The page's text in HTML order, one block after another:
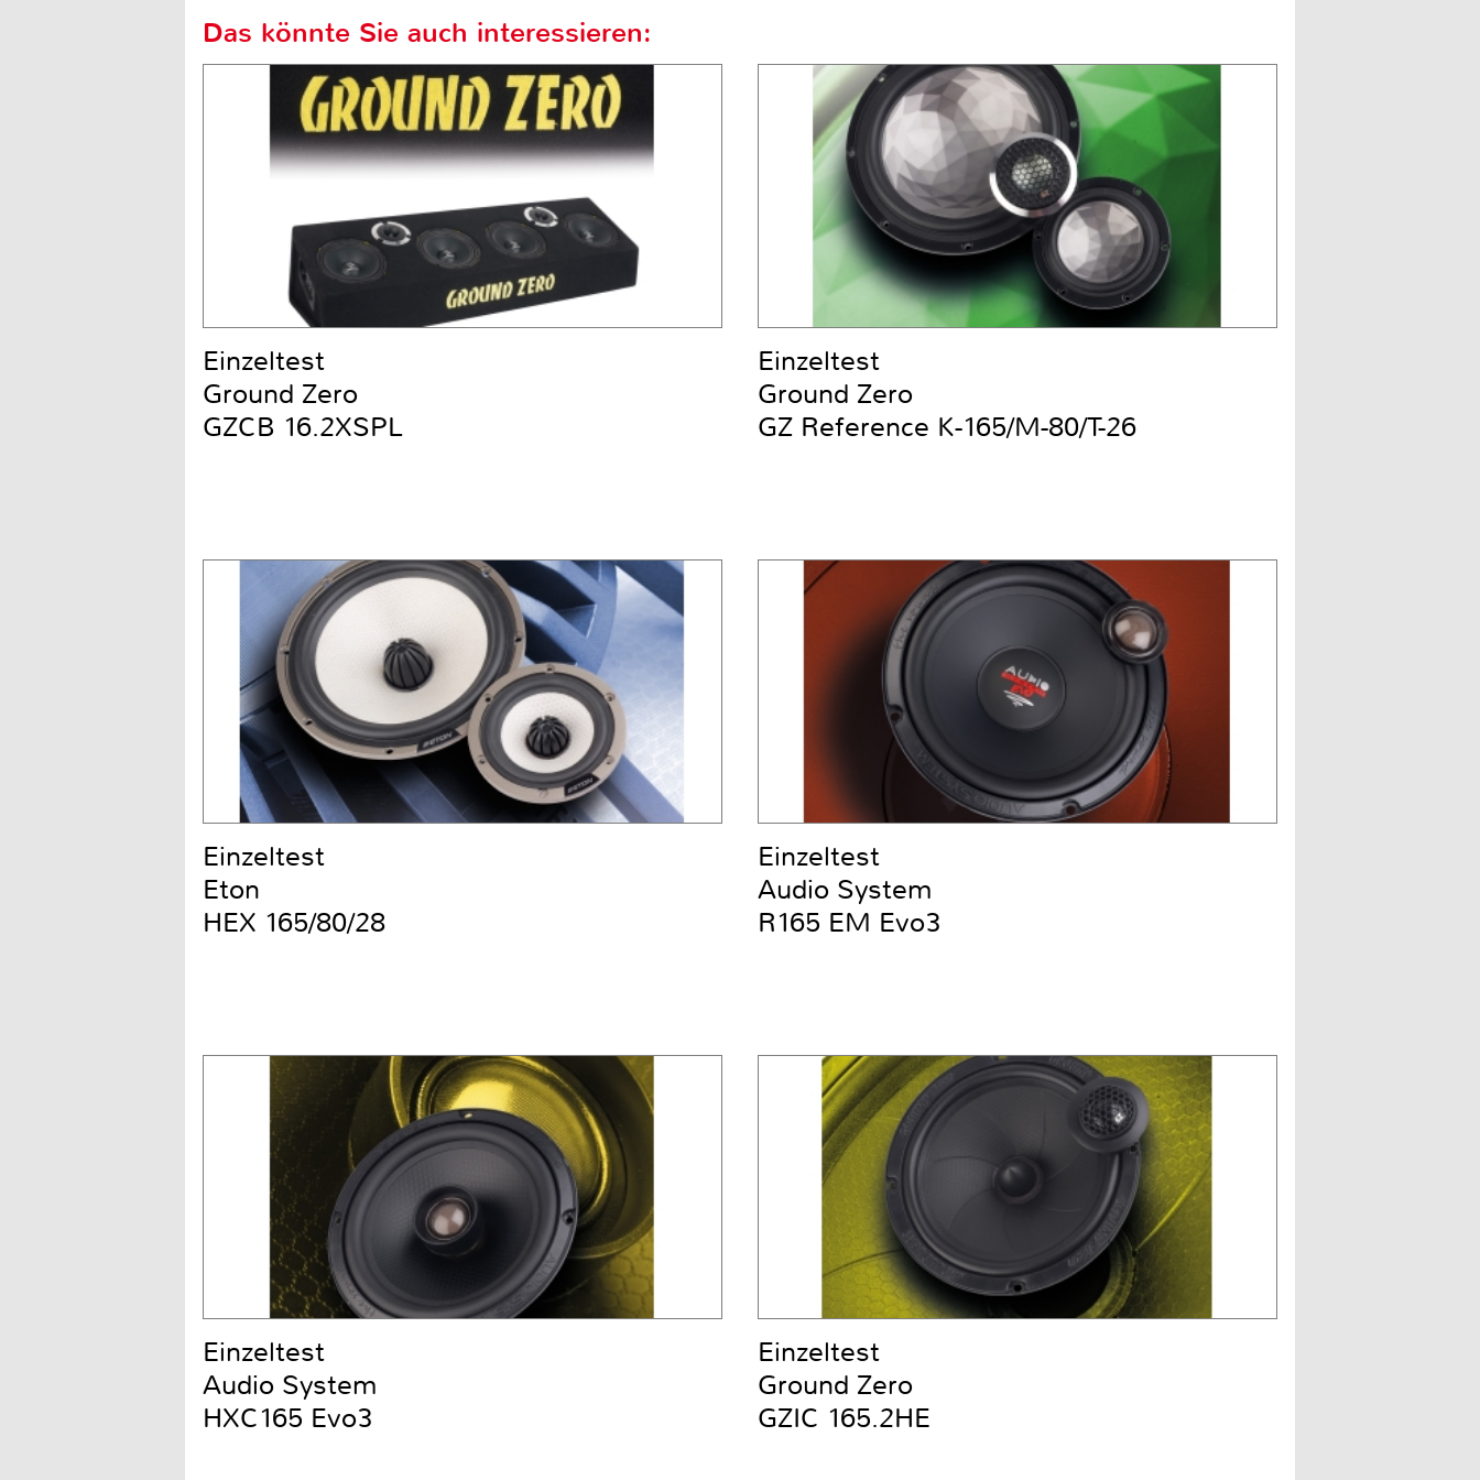
Das könnte Sie auch interessieren:
Einzeltest
Ground Zero
GZCB 16.2XSPL
Einzeltest
Ground Zero
GZ Reference K-165/M-80/T-26
Einzeltest
Eton
HEX 165/80/28
Einzeltest
Audio System
R165 EM Evo3
Einzeltest
Audio System
HXC165 Evo3
Einzeltest
Ground Zero
GZIC 165.2HE